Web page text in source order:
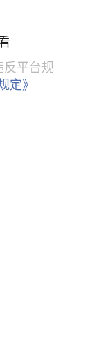
反平台规
定》